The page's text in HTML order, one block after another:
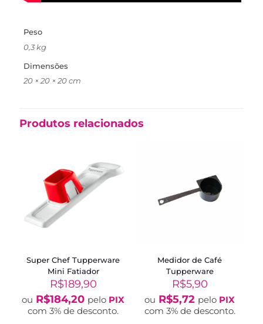
Peso
0,3 kg
Dimensões
20 × 20 × 20 cm
Produtos relacionados
Super Chef Tupperware
Mini Fatiador
R$189,90
ou R$184,20 pelo PIX
com 3% de desconto.
Medidor de Café
Tupperware
R$5,90
ou R$5,72 pelo PIX
com 3% de desconto.